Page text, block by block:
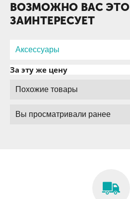
ВОЗМОЖНО ВАС ЭТО
ЗАИНТЕРЕСУЕТ
Аксессуары
За эту же цену
Похожие товары
Вы просматривали ранее